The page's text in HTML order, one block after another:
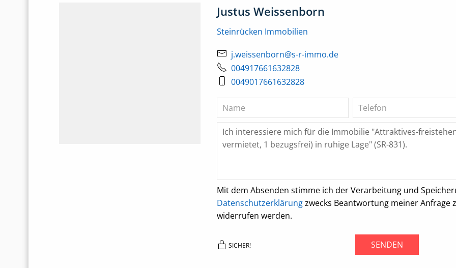
Justus Weissenborn
Steinrücken Immobilien
j.weissenborn@s-r-immo.de
004917661632828
0049017661632828
Mit dem Absenden stimme ich der Verarbeitung und
Datenschutzerklärungzwecks Beantwortung meiner Anfrage
widerrufen werden.
SICHER! SENDEN